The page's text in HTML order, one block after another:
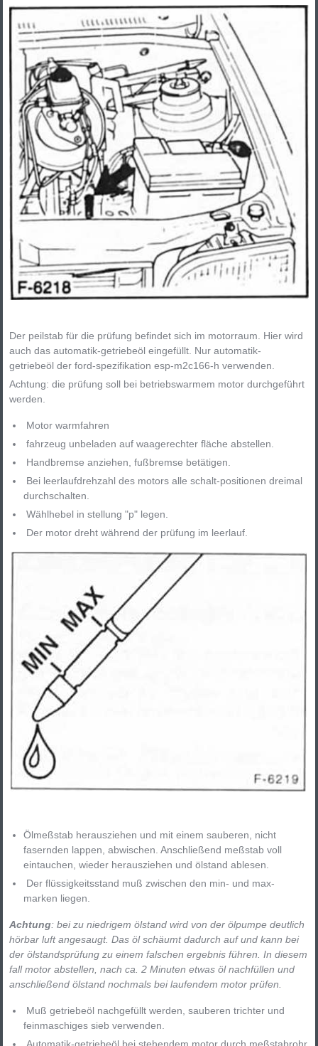
Der peilstab für die prüfung befindet sich im motorraum. Hier wird
auch das automatik-getriebeöl eingefüllt. Nur automatik-
getriebeöl der ford-spezifikation esp-m2c166-h verwenden.
Achtung: die prüfung soll bei betriebswarmem motor durchgeführt
werden.
Motor warmfahren
fahrzeug unbeladen auf waagerechter fläche abstellen.
Handbremse anziehen, fußbremse betätigen.
Bei leerlaufdrehzahl des motors alle schalt-positionen dreimal
durchschalten.
Wählhebel in stellung "p" legen.
Der motor dreht während der prüfung im leerlauf.
Ölmeßstab herausziehen und mit einem sauberen, nicht
fasernden lappen, abwischen. Anschließend meßstab voll
eintauchen, wieder herausziehen und ölstand ablesen.
Der flüssigkeitsstand muß zwischen den min- und max-
marken liegen.
Achtung: bei zu niedrigem ölstand wird von der ölpumpe deutlich
hörbar luft angesaugt. Das öl schäumt dadurch auf und kann bei
der ölstandsprüfung zu einem falschen ergebnis führen. In diesem
fall motor abstellen, nach ca. 2 Minuten etwas öl nachfüllen und
anschließend ölstand nochmals bei laufendem motor prüfen.
Muß getriebeöl nachgefüllt werden, sauberen trichter und
feinmaschiges sieb verwenden.